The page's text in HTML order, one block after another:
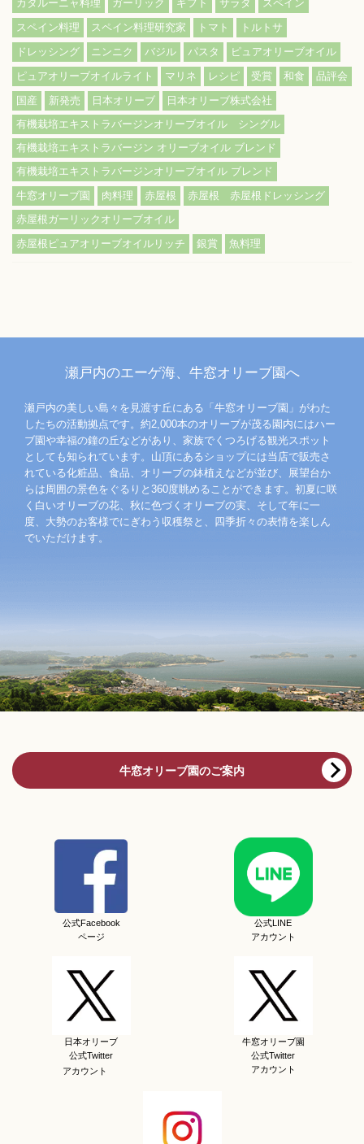
カタルーニャ料理 ガーリック ギフト サラダ
スペイン
スペイン料理
スペイン料理研究家 トマト
トルトサ
ドレッシング
ニンニク バジル パスタ
ピュアオリーブオイル
ピュアオリーブオイルライト
マリネ レシピ 受賞 和食
品評会
国産
新発売 日本オリーブ
日本オリーブ株式会社
有機栽培エキストラバージンオリーブオイル シングル
有機栽培エキストラバージン オリーブオイル ブレンド
有機栽培エキストラバージンオリーブオイル ブレンド
牛窓オリーブ園
肉料理 赤屋根
赤屋根 赤屋根ドレッシング
赤屋根ガーリックオリーブオイル
赤屋根ピュアオリーブオイルリッチ
銀賞 魚料理
瀬戸内のエーゲ海、牛窓オリーブ園へ
瀬戸内の美しい島々を見渡す丘にある「牛窓オリーブ園」がわた
したちの活動拠点です。約2,000本のオリーブが茂る園内にはハー
ブ園や幸福の鐘の丘などがあり、家族でくつろげる観光スポット
としても知られています。山頂にあるショップには当店で販売さ
れている化粧品、食品、オリーブの鉢植えなどが並び、展望台か
らは周囲の景色をぐるりと360度眺めることができます。初夏に咲
く白いオリーブの花、秋に色づくオリーブの実、そして年に一
度、大勢のお客様でにぎわう収穫祭と、四季折々の表情を楽しん
でいただけます。
牛窓オリーブ園のご案内
公式Facebook
ページ
公式LINE
アカウント
日本オリーブ
公式Twitter
アカウント
牛窓オリーブ園
公式Twitter
アカウント